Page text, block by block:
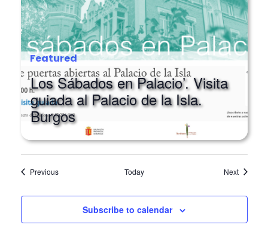
Featured
Los Sábados en Palacio’. Visita
guiada al Palacio de la Isla.
Burgos
PreviousEvents Today NextEvents
Subscribe to calendar